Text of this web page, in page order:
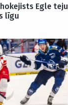
Egle teju
līgu